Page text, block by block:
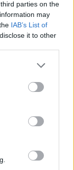
parties on the
may
IAB’s List of
it to other
more Google
may click to
party tags to
below Google
hozzám…
az egyik
ápolja.